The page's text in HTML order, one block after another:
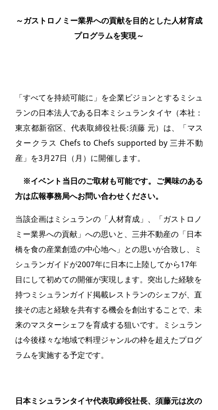
～ガストロノミー業界への貢献を目的とした人材育成
プログラムを実現～
「すべてを持続可能に」を企業ビジョンとするミシュ
ランの日本法人である日本ミシュランタイヤ（本社：
東京都新宿区、代表取締役社長:須藤 元）は、「マス
タークラス Chefs to Chefs supported by 三井不動
産」を3月27日（月）に開催します。
※イベント当日のご取材も可能です。ご興味のある
方は広報事務局へお問い合わせください。
当該企画はミシュランの「人材育成」、「ガストロノ
ミー業界への貢献」への思いと、三井不動産の「日本
橋を食の産業創造の中心地へ」との思いが合致し、ミ
シュランガイドが2007年に日本に上陸してから17年
目にして初めての開催が実現します。突出した経験を
持つミシュランガイド掲載レストランのシェフが、直
接その志と経験を共有する機会を創出することで、未
来のマスターシェフを育成する狙いです。ミシュラン
は今後様々な地域で料理ジャンルの枠を超えたプログ
ラムを実施する予定です。
日本ミシュランタイヤ代表取締役社長、須藤元は次の